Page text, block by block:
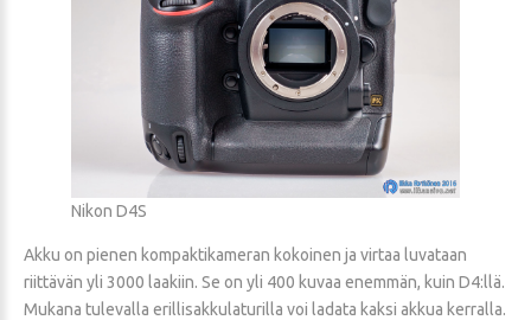
Nikon D4S
Akku on pienen kompaktikameran kokoinen ja virtaa luvataan
riittävän yli 3000 laakiin. Se on yli 400 kuvaa enemmän, kuin D4:llä.
Mukana tulevalla erillisakkulaturilla voi ladata kaksi akkua kerralla.